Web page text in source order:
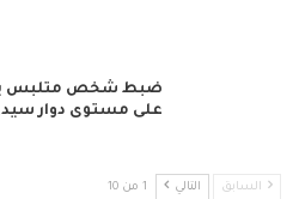
ضبط شخص متلبس
على مستوى دوار
السابق التالي 1 من 10